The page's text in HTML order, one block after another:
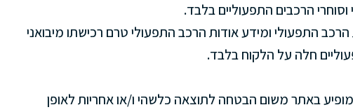
וסוחרי הרכבים התפעוליים בלבד.
התפעולי ומידע אודות הרכב התפעולי טרם רכישתו מיבואני
חלה על הלקוח בלבד.
באתר משום הבטחה לתוצאה כלשהי ו/או אחריות לאופן